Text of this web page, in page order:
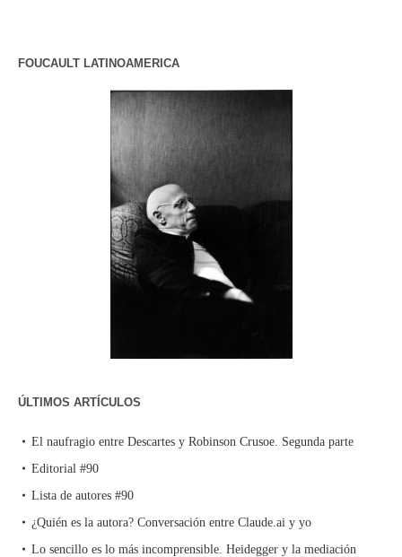
FOUCAULT LATINOAMERICA
ÚLTIMOS ARTÍCULOS
El naufragio entre Descartes y Robinson Crusoe. Segunda parte
Editorial #90
Lista de autores #90
¿Quién es la autora? Conversación entre Claude.ai y yo
Lo sencillo es lo más incomprensible. Heidegger y la mediación